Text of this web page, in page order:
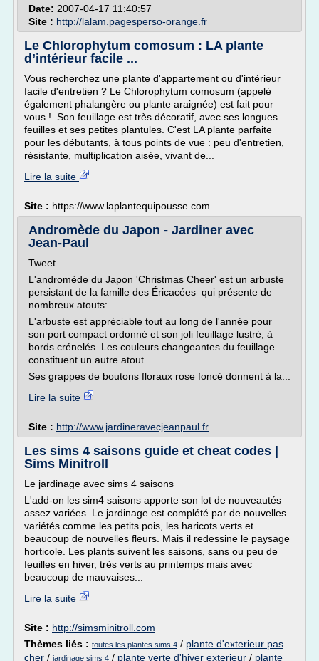
Date: 2007-04-17 11:40:57
Site : http://lalam.pagesperso-orange.fr
Le Chlorophytum comosum : LA plante
d’intérieur facile ...
Vous recherchez une plante d'appartement ou d'intérieur
facile d'entretien ? Le Chlorophytum comosum (appelé
également phalangère ou plante araignée) est fait pour
vous ! Son feuillage est très décoratif, avec ses longues
feuilles et ses petites plantules. C'est LA plante parfaite
pour les débutants, à tous points de vue : peu d'entretien,
résistante, multiplication aisée, vivant de...
Lire la suite
Site : https://www.laplantequipousse.com
Andromède du Japon - Jardiner avec
Jean-Paul
Tweet
L'andromède du Japon 'Christmas Cheer' est un arbuste
persistant de la famille des Éricacées qui présente de
nombreux atouts:
L'arbuste est appréciable tout au long de l'année pour
son port compact ordonné et son joli feuillage lustré, à
bords crénelés. Les couleurs changeantes du feuillage
constituent un autre atout .
Ses grappes de boutons floraux rose foncé donnent à la...
Lire la suite
Site : http://www.jardineravecjeanpaul.fr
Les sims 4 saisons guide et cheat codes |
Sims Minitroll
Le jardinage avec sims 4 saisons
L'add-on les sim4 saisons apporte son lot de nouveautés
assez variées. Le jardinage est complété par de nouvelles
variétés comme les petits pois, les haricots verts et
beaucoup de nouvelles fleurs. Mais il redessine le paysage
horticole. Les plants suivent les saisons, sans ou peu de
feuilles en hiver, très verts au printemps mais avec
beaucoup de mauvaises...
Lire la suite
Site : http://simsminitroll.com
Thèmes liés : toutes les plantes sims 4 / plante d'exterieur pas
cher / jardinage sims 4 / plante verte d'hiver exterieur / plante